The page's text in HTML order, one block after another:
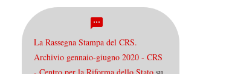
La Rassegna Stampa del CRS.
Archivio gennaio-giugno 2020 - CRS